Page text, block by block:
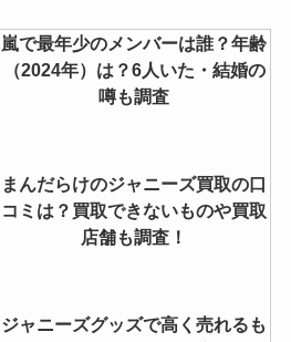
ズ何時間前から買えるかも調査
ばいなどの噂も調査！
嵐で最年少のメンバーは誰？年齢
（2024年）は？6人いた・結婚の
噂も調査
まんだらけのジャニーズ買取の口
コミは？買取できないものや買取
店舗も調査！
ジャニーズグッズで高く売れるも